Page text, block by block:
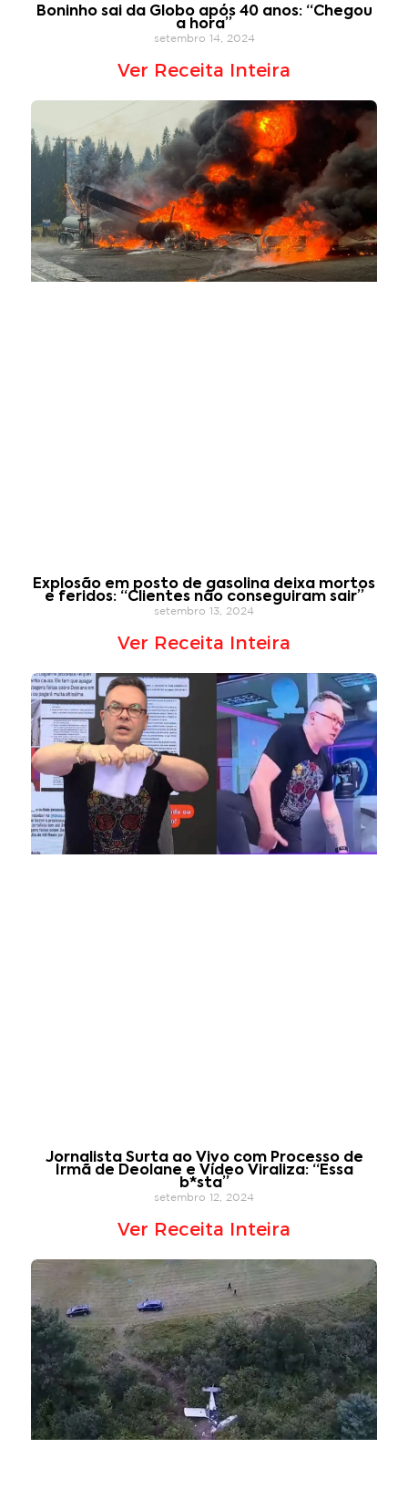
Boninho sai da Globo após 40 anos: “Chegou
a hora”
setembro 14, 2024
Ver Receita Inteira
Explosão em posto de gasolina deixa mortos
e feridos: “Clientes não conseguiram sair”
setembro 13, 2024
Ver Receita Inteira
Jornalista Surta ao Vivo com Processo de
Irmã de Deolane e Vídeo Viraliza: “Essa
b*sta”
setembro 12, 2024
Ver Receita Inteira